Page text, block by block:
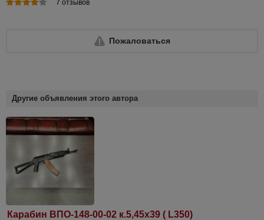
7 отзывов
Пожаловаться
Другие объявления этого автора
Карабин ВПО-148-00-02 к.5,45х39 ( L350)